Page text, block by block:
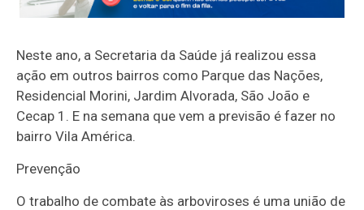
Neste ano, a Secretaria da Saúde já realizou essa
ação em outros bairros como Parque das Nações,
Residencial Morini, Jardim Alvorada, São João e
Cecap 1. E na semana que vem a previsão é fazer no
bairro Vila América.
Prevenção
O trabalho de combate às arboviroses é uma união de